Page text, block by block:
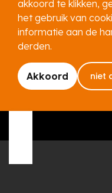
akkoord te klikken,
het gebruik van
informatie aan de
derden.
Akkoord niet